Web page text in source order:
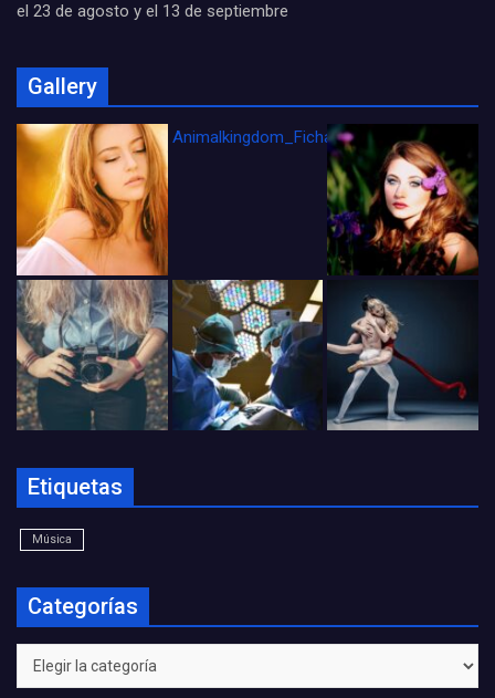
el 23 de agosto y el 13 de septiembre
Gallery
Animalkingdom_FichaCine
Etiquetas
Música
Categorías
Categorías